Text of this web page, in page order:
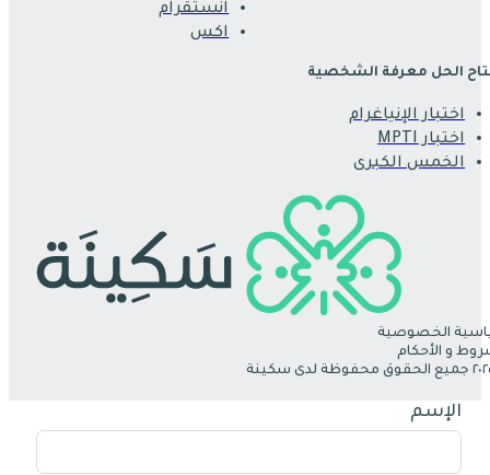
انستقرام
اكس
الحل معرفة الشخصية
اختبار الإنياغرام
اختبار MPTI
الخمس الكبرى
الخصوصية
و الأحكام
الإسم